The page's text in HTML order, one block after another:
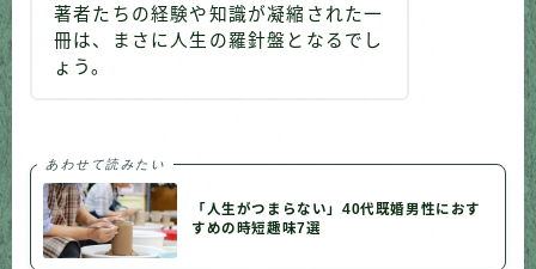
著者たちの経験や知識が凝縮された一
冊は、まさに人生の羅針盤となるでし
ょう。
あわせて読みたい
「人生がつまらない」40代既婚男性におす
すめの時短趣味7選